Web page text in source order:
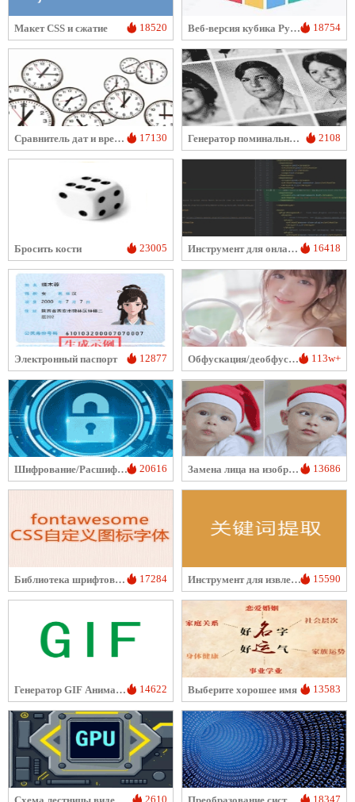
Макет CSS и сжатие 18520 Веб-версия кубика Рубика 18754
Сравнитель дат и времени 17130 Генератор поминальных портретов 2108
Бросить кости 23005 Инструмент для онлайн-сравнения текста 16418
Электронный паспорт 12877 Обфускация/деобфускация изображения 113w+
Шифрование/Расшифровка Текста 20616 Замена лица на изображении с помощью ИИ 13686
Библиотека шрифтовых иконок font-awesome 17284 Инструмент для извлечения ключевых слов из текста 15590
Генератор GIF Анимации 14622 Выберите хорошее имя 13583
2610 18347